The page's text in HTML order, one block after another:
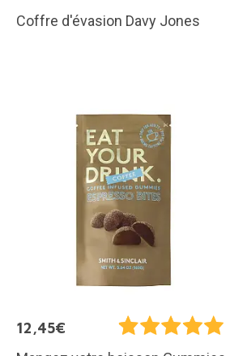
Coffre d'évasion Davy Jones
12,45€